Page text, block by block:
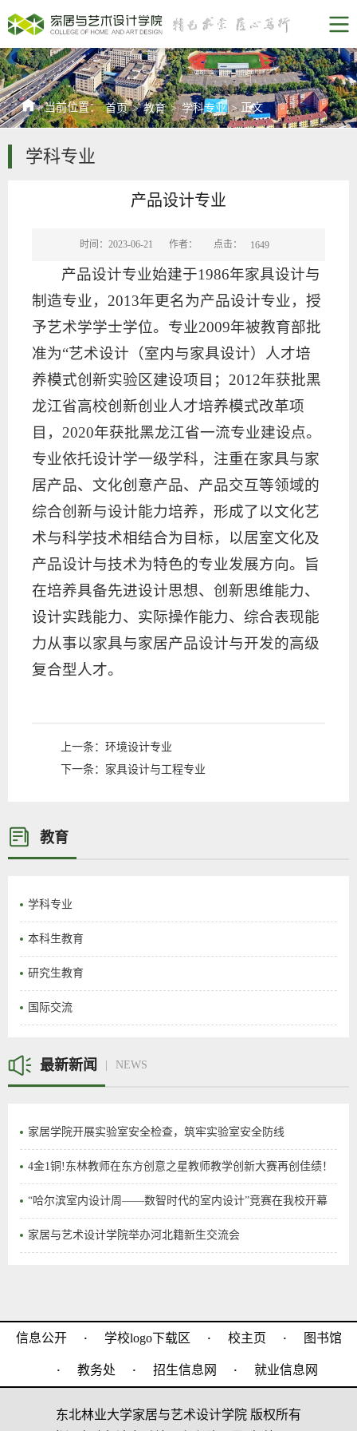
当前位置：首页 > 教育 > 学科专业 >正文
学科专业
产品设计专业
时间：2023-06-21 作者： 点击： 1649
产品设计专业始建于1986年家具设计与
制造专业，2013年更名为产品设计专业，授
予艺术学学士学位。专业2009年被教育部批
准为“艺术设计（室内与家具设计）人才培
养模式创新实验区建设项目；2012年获批黑
龙江省高校创新创业人才培养模式改革项
目，2020年获批黑龙江省一流专业建设点。
专业依托设计学一级学科，注重在家具与家
居产品、文化创意产品、产品交互等领域的
综合创新与设计能力培养，形成了以文化艺
术与科学技术相结合为目标，以居室文化及
产品设计与技术为特色的专业发展方向。旨
在培养具备先进设计思想、创新思维能力、
设计实践能力、实际操作能力、综合表现能
力从事以家具与家居产品设计与开发的高级
复合型人才。
上一条： 环境设计专业
下一条： 家具设计与工程专业
教育
学科专业
本科生教育
研究生教育
国际交流
最新新闻 NEWS
家居学院开展实验室安全检查，筑牢实验室安全防线
4金1铜!东林教师在东方创意之星教师教学创新大赛再创佳绩！
“哈尔滨室内设计周——数智时代的室内设计”竞赛在我校开幕
家居与艺术设计学院举办河北籍新生交流会
信息公开 · 学校logo下载区 · 校主页 · 图书馆
· 教务处 · 招生信息网 · 就业信息网
东北林业大学家居与艺术设计学院 版权所有